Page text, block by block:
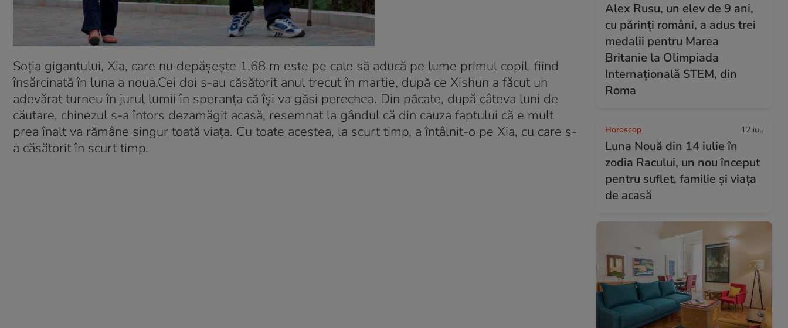
Soţia gigantului, Xia, care nu depăşeşte 1,68 m este pe cale să aducă pe lume primul copil, fiind
însărcinată în luna a noua.Cei doi s-au căsătorit anul trecut în martie, după ce Xishun a făcut un
adevărat turneu în jurul lumii în speranţa că îşi va găsi perechea. Din păcate, după câteva luni de
căutare, chinezul s-a întors dezamăgit acasă, resemnat la gândul că din cauza faptului că e mult
prea înalt va rămâne singur toată viaţa. Cu toate acestea, la scurt timp, a întâlnit-o pe Xia, cu care s-
a căsătorit în scurt timp.
Alex Rusu, un elev de 9 ani,
cu părinți români, a adus trei
medalii pentru Marea
Britanie la Olimpiada
Internațională STEM, din
Roma
Horoscop 12 iul.
Luna Nouă din 14 iulie în
zodia Racului, un nou început
pentru suflet, familie și viața
de acasă